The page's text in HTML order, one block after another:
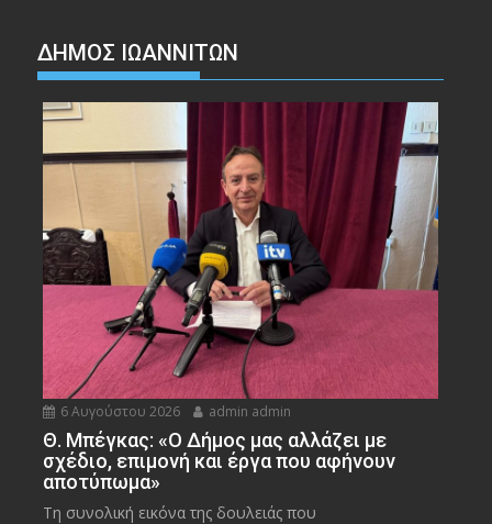
ΔΗΜΟΣ ΙΩΑΝΝΙΤΩΝ
6 Αυγούστου 2026 admin admin
Θ. Μπέγκας: «Ο Δήμος μας αλλάζει με
σχέδιο, επιμονή και έργα που αφήνουν
αποτύπωμα»
Τη συνολική εικόνα της δουλειάς που